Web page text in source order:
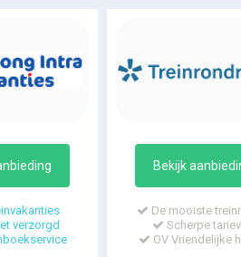
verzorgd
Bekijk
De mooiste
Scherpe
OV Vriendelijke